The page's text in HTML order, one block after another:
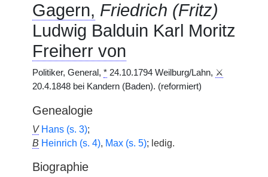
Gagern, Friedrich (Fritz)
Ludwig Balduin Karl Moritz
Freiherr von
Politiker, General, * 24.10.1794 Weilburg/Lahn, ⚔
20.4.1848 bei Kandern (Baden). (reformiert)
Genealogie
V Hans (s. 3);
B Heinrich (s. 4), Max (s. 5); ledig.
Biographie